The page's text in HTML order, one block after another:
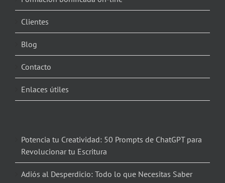
Clientes
Blog
Contacto
Enlaces útiles
Potencia tu Creatividad: 50 Prompts de ChatGPT para
Revolucionar tu Escritura
Adiós al Desperdicio: Todo lo que Necesitas Saber